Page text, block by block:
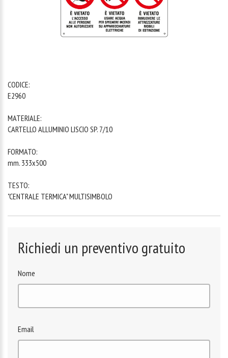
CODICE:
E2960
MATERIALE:
CARTELLO ALLUMINIO LISCIO SP. 7/10
FORMATO:
mm. 333x500
TESTO:
"CENTRALE TERMICA" MULTISIMBOLO
Richiedi un preventivo gratuito
Nome
Email